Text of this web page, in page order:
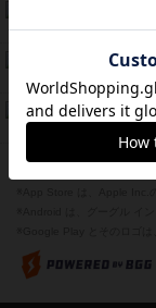
紹介文あり
スーパース
フリップ７